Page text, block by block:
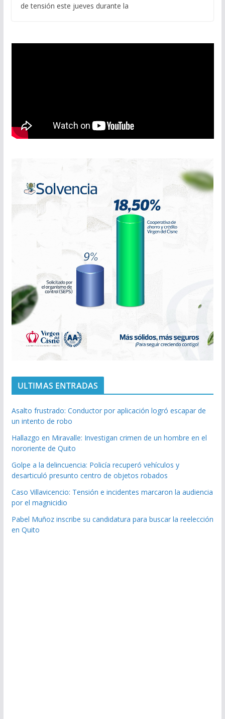
de tensión este jueves durante la
ULTIMAS ENTRADAS
Asalto frustrado: Conductor por aplicación logró escapar de
un intento de robo
Hallazgo en Miravalle: Investigan crimen de un hombre en el
nororiente de Quito
Golpe a la delincuencia: Policía recuperó vehículos y
desarticuló presunto centro de objetos robados
Caso Villavicencio: Tensión e incidentes marcaron la audiencia
por el magnicidio
Pabel Muñoz inscribe su candidatura para buscar la reelección
en Quito